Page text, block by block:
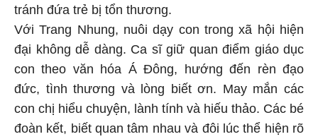
tránh đứa trẻ bị tổn thương.
Với Trang Nhung, nuôi dạy con trong xã hội hiện
đại không dễ dàng. Ca sĩ giữ quan điểm giáo dục
con theo văn hóa Á Đông, hướng đến rèn đạo
đức, tình thương và lòng biết ơn. May mắn các
con chị hiểu chuyện, lành tính và hiếu thảo. Các bé
đoàn kết, biết quan tâm nhau và đôi lúc thể hiện rõ